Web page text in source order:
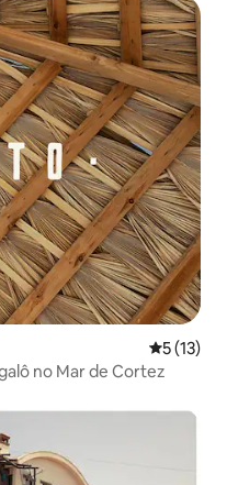
5 de uma
5 (13)
no Mar de Cortez